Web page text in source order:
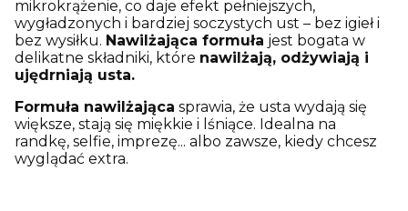
mikrokrążenie, co daje efekt pełniejszych,
wygładzonych i bardziej soczystych ust – bez igieł i
bez wysiłku. Nawilżająca formuła jest bogata w
delikatne składniki, które nawilżają, odżywiają i
ujędrniają usta.
Formuła nawilżająca sprawia, że usta wydają się
większe, stają się miękkie i lśniące. Idealna na
randkę, selfie, imprezę... albo zawsze, kiedy chcesz
wyglądać extra.